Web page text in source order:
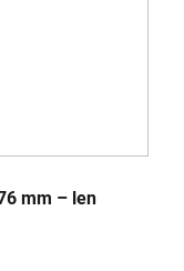
mm – len